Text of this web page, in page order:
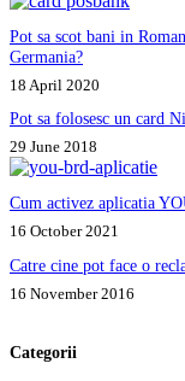
Pot sa scot bani in
Germania?
18 April 2020
Pot sa folosesc un card
29 June 2018
Cum activez aplicatia
16 October 2021
Catre cine pot face o
16 November 2016
Categorii